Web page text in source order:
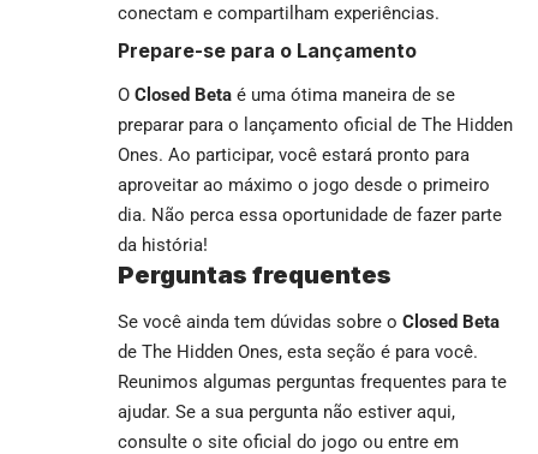
conectam e compartilham experiências.
Prepare-se para o Lançamento
O Closed Beta é uma ótima maneira de se
preparar para o lançamento oficial de The Hidden
Ones. Ao participar, você estará pronto para
aproveitar ao máximo o jogo desde o primeiro
dia. Não perca essa oportunidade de fazer parte
da história!
Perguntas frequentes
Se você ainda tem dúvidas sobre o Closed Beta
de The Hidden Ones, esta seção é para você.
Reunimos algumas perguntas frequentes para te
ajudar. Se a sua pergunta não estiver aqui,
consulte o site oficial do jogo ou entre em